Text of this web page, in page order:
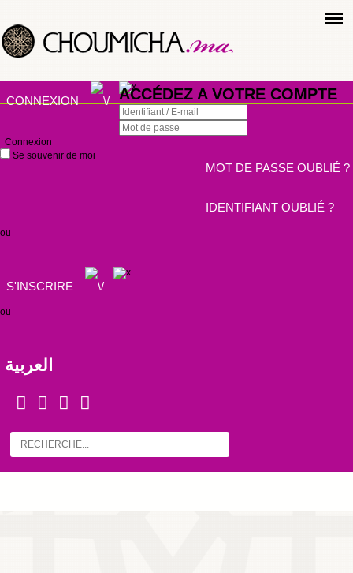
CONNEXION ACCÉDEZ A VOTRE COMPTE
Connexion
Se souvenir de moi
MOT DE PASSE OUBLIÉ ?
IDENTIFIANT OUBLIÉ ?
ou
S'INSCRIRE
ou
العربية